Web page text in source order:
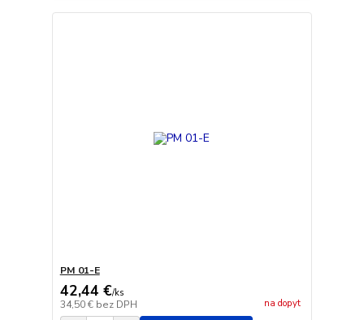
PM 01-E
42,44 €/ks
34,50 € bez DPH na dopyt